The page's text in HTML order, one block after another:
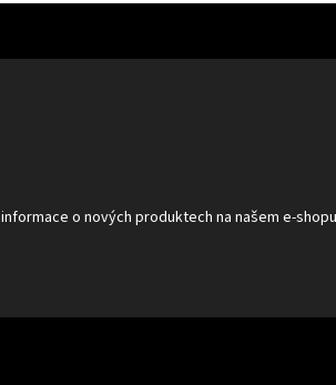
o nových produktech na našem e-